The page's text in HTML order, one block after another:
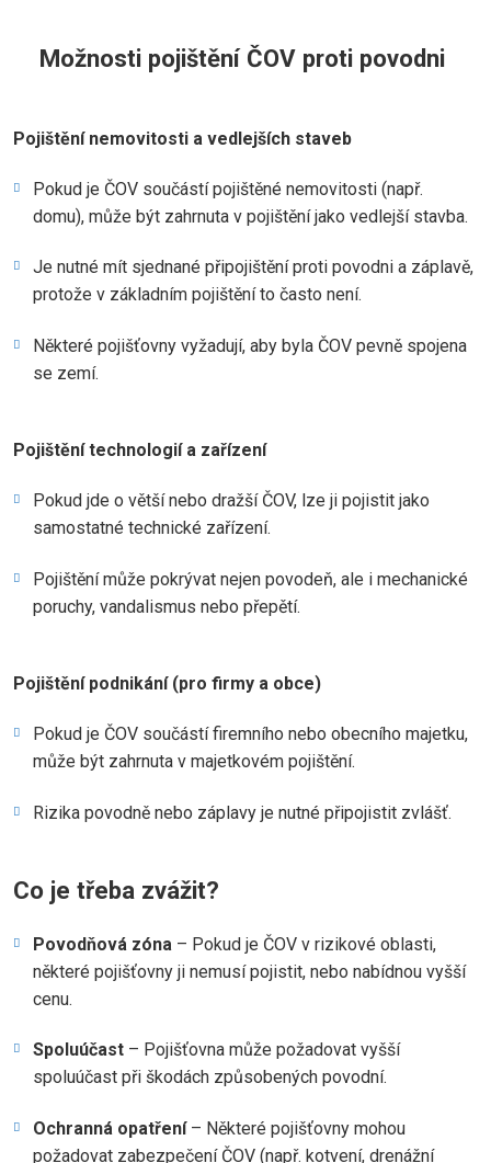
Možnosti pojištění ČOV proti povodni
Pojištění nemovitosti a vedlejších staveb
Pokud je ČOV součástí pojištěné nemovitosti (např.
domu), může být zahrnuta v pojištění jako vedlejší stavba.
Je nutné mít sjednané připojištění proti povodni a záplavě,
protože v základním pojištění to často není.
Některé pojišťovny vyžadují, aby byla ČOV pevně spojena
se zemí.
Pojištění technologií a zařízení
Pokud jde o větší nebo dražší ČOV, lze ji pojistit jako
samostatné technické zařízení.
Pojištění může pokrývat nejen povodeň, ale i mechanické
poruchy, vandalismus nebo přepětí.
Pojištění podnikání (pro firmy a obce)
Pokud je ČOV součástí firemního nebo obecního majetku,
může být zahrnuta v majetkovém pojištění.
Rizika povodně nebo záplavy je nutné připojistit zvlášť.
Co je třeba zvážit?
Povodňová zóna– Pokud je ČOV v rizikové oblasti,
některé pojišťovny ji nemusí pojistit, nebo nabídnou vyšší
cenu.
Spoluúčast– Pojišťovna může požadovat vyšší
spoluúčast při škodách způsobených povodní.
Ochranná opatření– Některé pojišťovny mohou
požadovat zabezpečení ČOV (např. kotvení, drenážní